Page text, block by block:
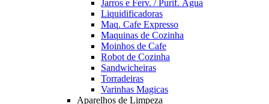
Jarros e Ferv. / Purif. Água
Liquidificadoras
Maq. Cafe Expresso
Maquinas de Cozinha
Moinhos de Cafe
Robot de Cozinha
Sandwicheiras
Torradeiras
Varinhas Magicas
Aparelhos de Limpeza